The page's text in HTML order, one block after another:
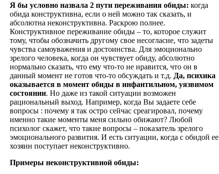
Я бы условно назвала 2 пути переживания обиды: когда
обида конструктивна, если о ней можно так сказать, и
абсолютна неконструктивна. Раскрою полнее.
Конструктивное переживание обиды – то, которое служит
тому, чтобы обозначить другому свое несогласие, что задеты
чувства самоуважения и достоинства. Для эмоционально
зрелого человека, когда он чувствует обиду, абсолютно
нормально сказать, что ему что-то не нравится, что он в
данный момент не готов что-то обсуждать и т.д. Да, психика
оказывается в момент обиды в инфантильном, уязвимом
состоянии. Но даже из такой ситуации возможен
рациональный выход. Например, когда Вы задаете себе
вопросы : почему я так остро сейчас среагировал, почему
именно такие моменты меня сильно обижают? Любой
психолог скажет, что такие вопросы – показатель зрелого
эмоционального развития. И есть ситуации, когда с обидой ее
хозяин поступает неконструктивно.
Примеры неконструктивной обиды: